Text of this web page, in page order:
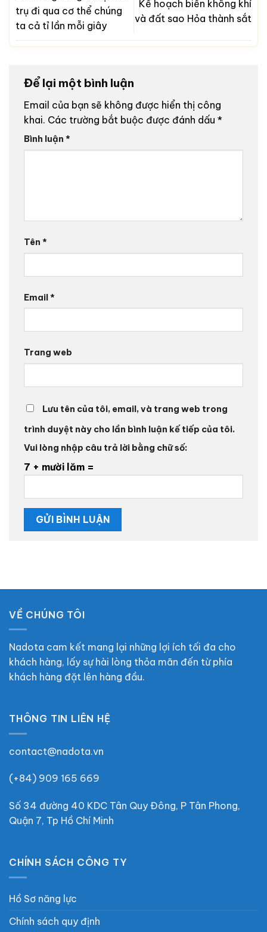
trụ đi qua cơ thể chúng
ta cả tỉ lần mỗi giây
Kế hoạch biến không khí
và đất sao Hỏa thành sắt
Để lại một bình luận
Email của bạn sẽ không được hiển thị công
khai. Các trường bắt buộc được đánh dấu *
Bình luận *
Tên *
Email*
Trang web
Lưu tên của tôi, email, và trang web trong
trình duyệt này cho lần bình luận kế tiếp của tôi.
Vui lòng nhập câu trả lời bằng chữ số:
7 + mười lăm =
VỀ CHÚNG TÔI
Nadota cam kết mang lại những lợi ích tối đa cho
khách hàng, lấy sự hài lòng thỏa mãn đến từ phía
khách hàng đặt lên hàng đầu.
THÔNG TIN LIÊN HỆ
contact@nadota.vn
(+84) 909 165 669
Số 34 đường 40 KDC Tân Quy Đông, P Tân Phong,
Quận 7, Tp Hồ Chí Minh
CHÍNH SÁCH CÔNG TY
Hồ Sơ năng lực
Chính sách quy định